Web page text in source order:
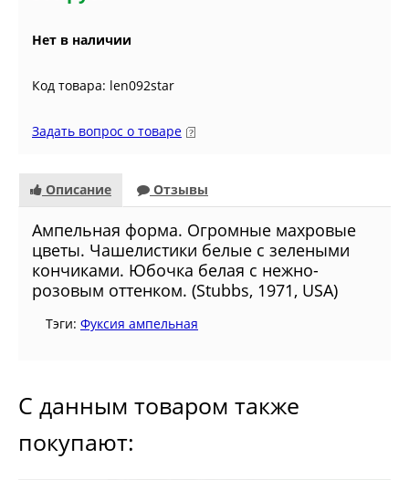
Нет в наличии
Код товара: len092star
Задать вопрос о товаре
Описание Отзывы
Ампельная форма. Огромные махровые
цветы. Чашелистики белые с зелеными
кончиками. Юбочка белая с нежно-
розовым оттенком. (Stubbs, 1971, USA)
Тэги: Фуксия ампельная
С данным товаром также
покупают: